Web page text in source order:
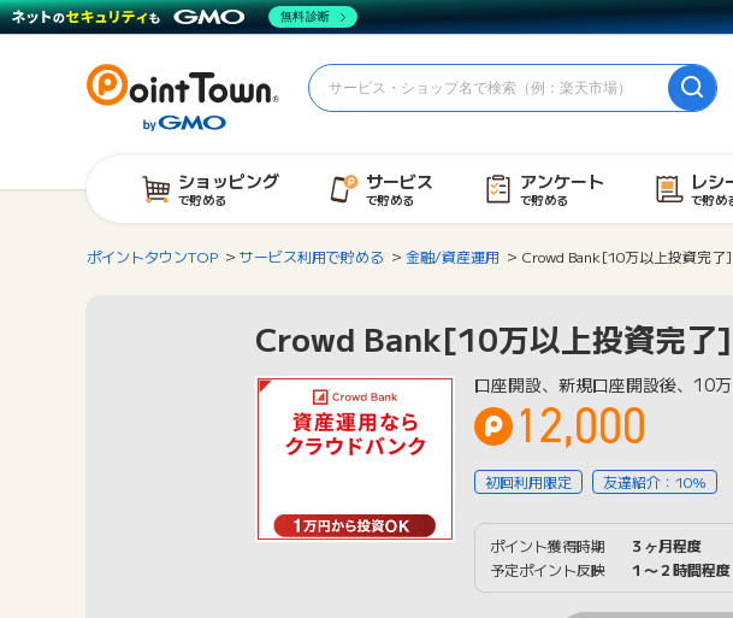
ショッピング
で貯める
サービス
で貯める
アンケート
で貯める
レシ
で貯め
ポイントタウンTOP サービス利用で貯める 金融/資産運用 Crowd Bank[10万以上投資完了]
Crowd Bank[10万以上投資完了]
口座開設、新規口座開設後、10
12,000
初回利用限定 友達紹介：10%
ポイント獲得時期
３ヶ月程度
予定ポイント反映
１〜２時間程度
無料診断